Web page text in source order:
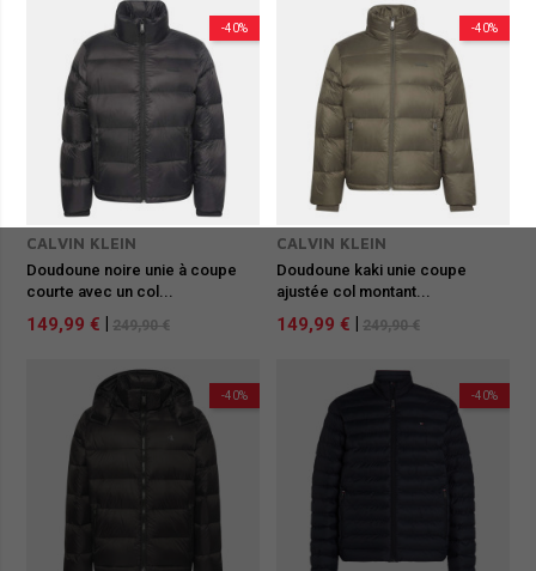
-40%
CALVIN KLEIN
Doudoune noire unie à coupe
courte avec un col...
149,99 € 249,90 €
-40%
CALVIN KLEIN
Doudoune kaki unie coupe
ajustée col montant...
149,99 € 249,90 €
-40% -40%